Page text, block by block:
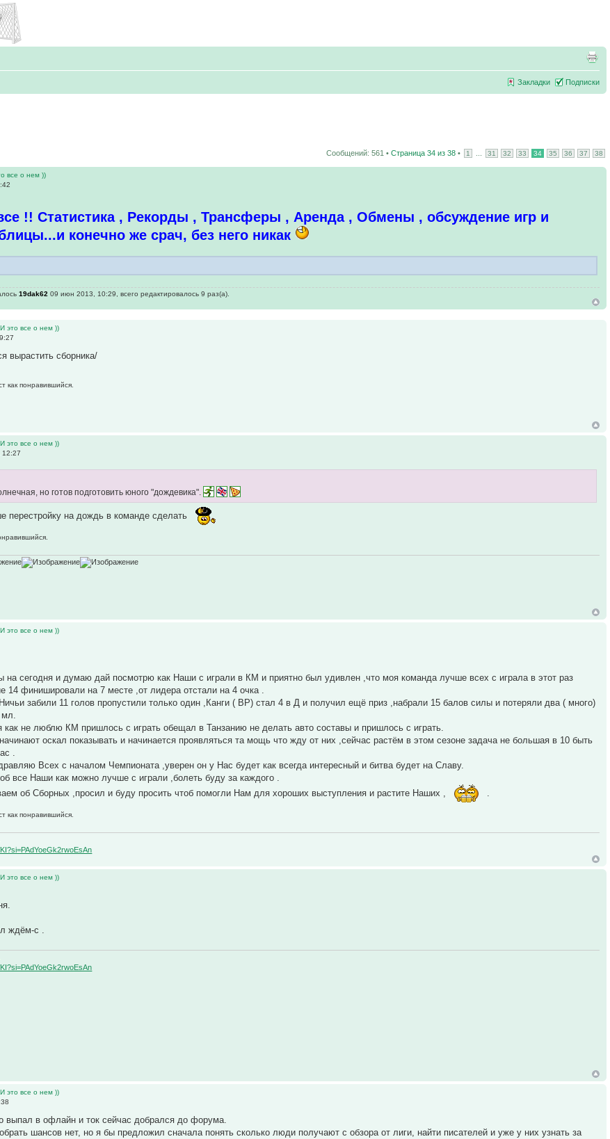
Закладки Подписки
Сообщений: 561 • Страница 34 из 38 • 1 31 32 33 34 35 36 37 38
все о нем ))
!! Статистика , Рекорды , Трансферы , Аренда , Обмены , обсуждение игр и
конечно же срач, без него никак
19dak62 09 июн 2013, 10:29, всего редактировалось 9 раз(а).
это все о нем ))
вырастить сборника/
как понравившийся.
это все о нем ))
12:27
но готов подготовить юного "дождевика".
перестройку на дождь в команде сделать
это все о нем ))
на сегодня и думаю дай посмотрю как Наши с играли в КМ и приятно был удивлен ,что моя команда лучше всех с играла в этот раз
14 финишировали на 7 месте ,от лидера отстали на 4 очка .
забили 11 голов пропустили только один ,Канги ( ВР) стал 4 в Д и получил ещё приз ,набрали 15 балов силы и потеряли два ( много)
как не люблю КМ пришлось с играть обещал в Танзанию не делать авто составы и пришлось с играть.
оскал показывать и начинается проявляться та мощь что жду от них ,сейчас растём в этом сезоне задача не большая в 10 быть
.
Всех с началом Чемпионата ,уверен он у Нас будет как всегда интересный и битва будет на Славу.
все Наши как можно лучше с играли ,болеть буду за каждого .
об Сборных ,просил и буду просить чтоб помогли Нам для хороших выступления и растите Наших ,
как понравившийся.
это все о нем ))
ждём-с .
это все о нем ))
выпал в офлайн и ток сейчас добрался до форума.
шансов нет, но я бы предложил сначала понять сколько люди получают с обзора от лиги, найти писателей и уже у них узнать за